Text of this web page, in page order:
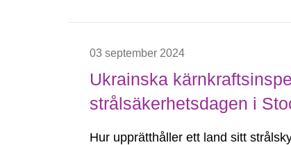
03 september 2024
Ukrainska
strålsäkerhetsdagen i
Hur upprätthåller ett land sitt